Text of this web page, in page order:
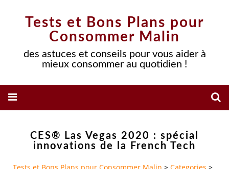
Tests et Bons Plans pour
Consommer Malin
des astuces et conseils pour vous aider à
mieux consommer au quotidien !
CES® Las Vegas 2020 : spécial
innovations de la French Tech